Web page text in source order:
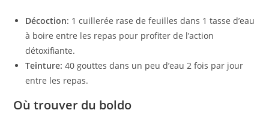
Décoction: 1 cuillerée rase de feuilles dans 1 tasse d’eau
à boire entre les repas pour profiter de l’action
détoxifiante.
Teinture: 40 gouttes dans un peu d’eau 2 fois par jour
entre les repas.
Où trouver du boldo